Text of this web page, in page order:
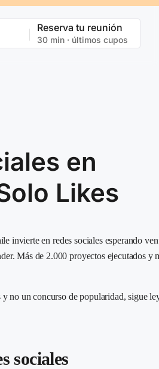
Reserva tu reunión
30 min · últimos cupos
en
Likes
invierte en redes sociales esperando
Más de 2.000 proyectos ejecutados y
y no un concurso de popularidad, sigue
sociales